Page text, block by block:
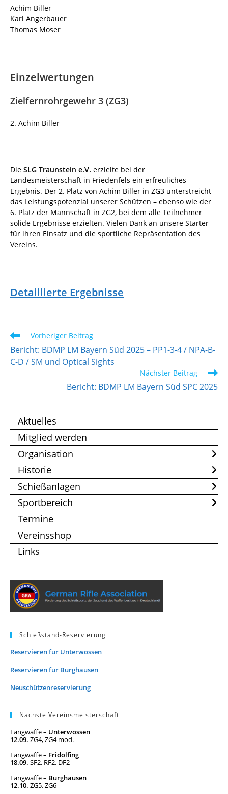
Achim Biller
Karl Angerbauer
Thomas Moser
Einzelwertungen
Zielfernrohrgewehr 3 (ZG3)
2. Achim Biller
Die SLG Traunstein e.V. erzielte bei der
Landesmeisterschaft in Friedenfels ein erfreuliches
Ergebnis. Der 2. Platz von Achim Biller in ZG3 unterstreicht
das Leistungspotenzial unserer Schützen – ebenso wie der
6. Platz der Mannschaft in ZG2, bei dem alle Teilnehmer
solide Ergebnisse erzielten. Vielen Dank an unsere Starter
für ihren Einsatz und die sportliche Repräsentation des
Vereins.
Detaillierte Ergebnisse
Weitere
Artikel
ansehen
Vorheriger Beitrag
Bericht: BDMP LM Bayern Süd 2025 – PP1-3-4 / NPA-B-
C-D / SM und Optical Sights
Nächster Beitrag
Bericht: BDMP LM Bayern Süd SPC 2025
Aktuelles
Mitglied werden
Organisation
Historie
Schießanlagen
Sportbereich
Termine
Vereinsshop
Links
Schießstand-Reservierung
Reservieren für Unterwössen
Reservieren für Burghausen
Neuschützenreservierung
Nächste Vereinsmeisterschaft
Langwaffe – Unterwössen
12.09. ZG4, ZG4 mod.
– – – – – – – – – – – – – – – – – – – –
Langwaffe – Fridolfing
18.09. SF2, RF2, DF2
– – – – – – – – – – – – – – – – – – – –
Langwaffe – Burghausen
12.10. ZG5, ZG6